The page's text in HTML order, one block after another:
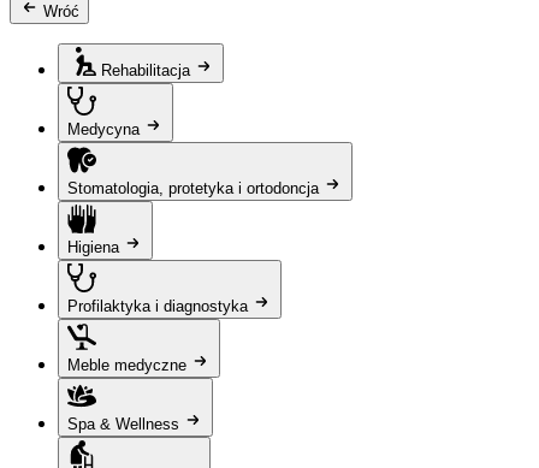
Wróć
Rehabilitacja
Medycyna
Stomatologia, protetyka i ortodoncja
Higiena
Profilaktyka i diagnostyka
Meble medyczne
Spa & Wellness